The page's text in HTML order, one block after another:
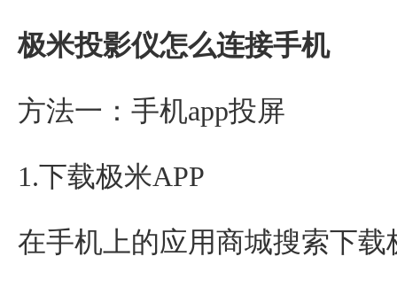
极米投影仪怎么连接手机
方法一：手机app投屏
1.下载极米APP
在手机上的应用商城搜索下载